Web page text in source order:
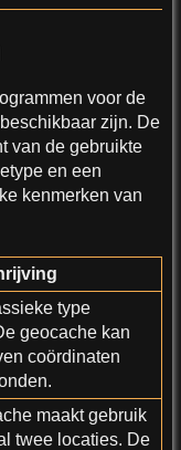
voor de
zijn. De
van de gebruikte
en een
kenmerken van
type
geocache kan
coördinaten
maakt gebruik
twee locaties. De